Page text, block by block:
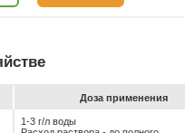
До­за при­ме­не­ния
1-3 г/л воды